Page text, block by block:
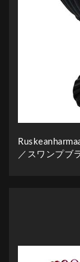
／スワンプブ